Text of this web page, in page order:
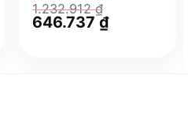
1.232.912₫
Giá
gốc
646.737₫Giá
hiện